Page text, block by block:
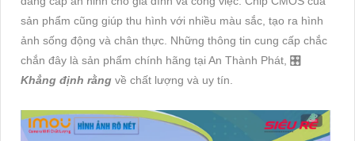
sản phẩm cũng giúp thu hình với nhiều màu sắc, tạo ra hình
ảnh sống động và chân thực. Những thông tin cung cấp chắc
chắn đây là sản phẩm chính hãng tại An Thành Phát, 🎛
Khẳng định rằng về chất lượng và uy tín.